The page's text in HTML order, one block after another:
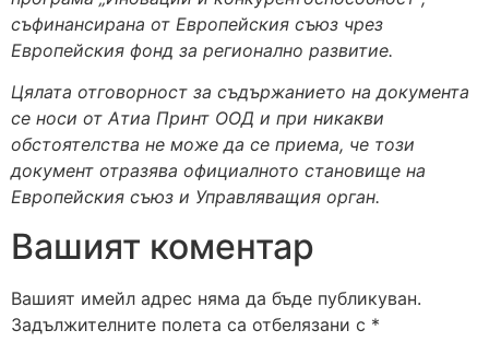
съфинансирана от Европейския съюз чрез
Европейския фонд за регионално развитие.
Цялата отговорност за съдържанието на документа
се носи от Атиа Принт ООД и при никакви
обстоятелства не може да се приема, че този
документ отразява официалното становище на
Европейския съюз и Управляващия орган.
Вашият коментар
Вашият имейл адрес няма да бъде публикуван.
Задължителните полета са отбелязани с *